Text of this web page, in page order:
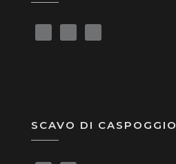
SCAVO DI CASPOGGIO